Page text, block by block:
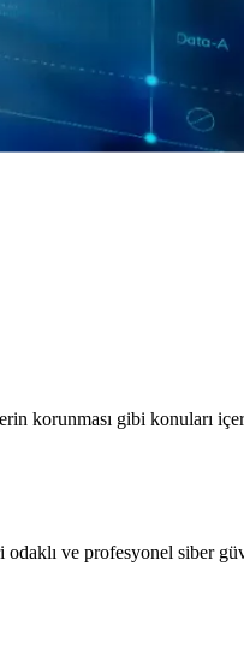
korunması gibi konuları
ve profesyonel siber